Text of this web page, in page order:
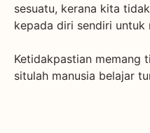
sesuatu, kerana kita
kepada diri sendiri untuk
Ketidakpastian memang
situlah manusia belajar